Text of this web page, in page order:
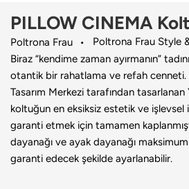
PILLOW CINEMA
Poltrona Frau
Poltrona Frau Style
Biraz “kendime zaman ayırmanın”
otantik bir rahatlama ve refah
Tasarım Merkezi tarafından tasarlanan
koltuğun en eksiksiz estetik ve
garanti etmek için tamamen
dayanağı ve ayak dayanağı
garanti edecek şekilde ayarlanabilir.